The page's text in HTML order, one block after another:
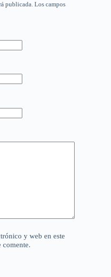
publicada. Los campos
y web en este
comente.